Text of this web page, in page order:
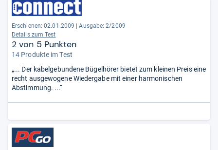
Erschienen: 02.01.2009
Ausgabe: 2/2009
Details zum Test
2 von 5 Punkten
14 Produkte im Test
„... Der kabelgebundene Bügelhörer bietet zum kleinen Preis eine
recht ausgewogene Wiedergabe mit einer harmonischen
Abstimmung. ...“